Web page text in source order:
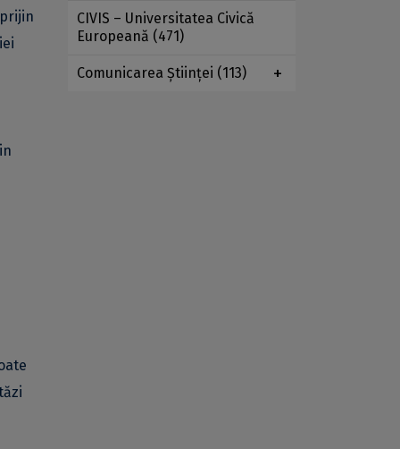
CIVIS – Universitatea Civică
Europeană (471)
Comunicarea Ştiinţei (113)